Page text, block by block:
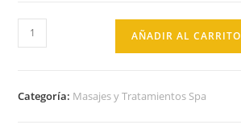
AÑADIR AL CARRITO
Categoría: Masajes y Tratamientos Spa